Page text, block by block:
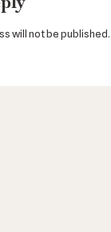
will not be published.